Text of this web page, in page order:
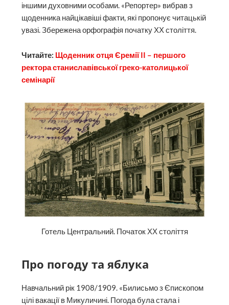
іншими духовними особами. «Репортер» вибрав з
щоденника найцікавіші факти, які пропонує читацькій
увазі. Збережена орфографія початку ХХ століття.
Читайте: Щоденник отця Єремії II – першого
ректора станиславівської греко-католицької
семінарії
Готель Центральний. Початок ХХ століття
Про погоду та яблука
Навчальний рік 1908/1909. «Билисьмо з Єпископом
цілі вакації в Микуличині. Погода була стала і